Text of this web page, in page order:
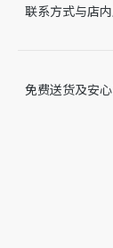
关问题，请致电
联系方式与店
免费送货及安